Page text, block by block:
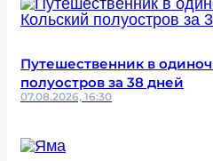
Путешественник в
полуостров за 38 дней
07.08.2026, 16:30